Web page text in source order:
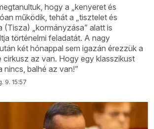
hogy a „kenyeret és
működik, tehát a „tisztelet és
(Tisza) „kormányzása” alatt is
történelmi feladatát. A nagy
két hónappal sem igazán érezzük a
cirkusz az van. Hogy egy klasszikust
nincs, balhé az van!”
9. 15:57